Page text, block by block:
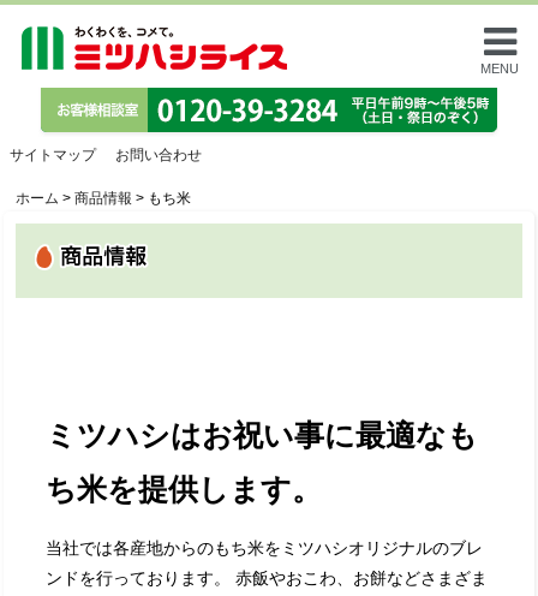
MENU
サイトマップ お問い合わせ
ホーム > 商品情報 > もち米
ミツハシはお祝い事に最適なも
ち米を提供します。
当社では各産地からのもち米をミツハシオリジナルのブレ
ンドを行っております。
赤飯やおこわ、お餅などさまざま